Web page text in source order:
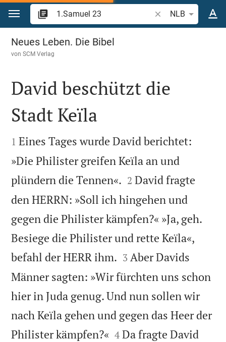
Zum Inhalt springen
Bibelstelle oder
NLB
1.Samuel 23
Neues Leben. Die Bibel
vonSCM Verlag

David beschützt die
Stadt Keïla

1 Eines Tages wurde David berichtet:
»Die Philister greifen Keïla an und
plündern die Tennen«. 

2 David fragte
den HERRN: »Soll ich hingehen und
gegen die Philister kämpfen?« »Ja, geh.
Besiege die Philister und rette Keïla«,
befahl der HERR ihm. 

3 Aber Davids
Männer sagten: »Wir fürchten uns schon
hier in Juda genug. Und nun sollen wir
nach Keïla gehen und gegen das Heer der
Philister kämpfen?« 

4 Da fragte David